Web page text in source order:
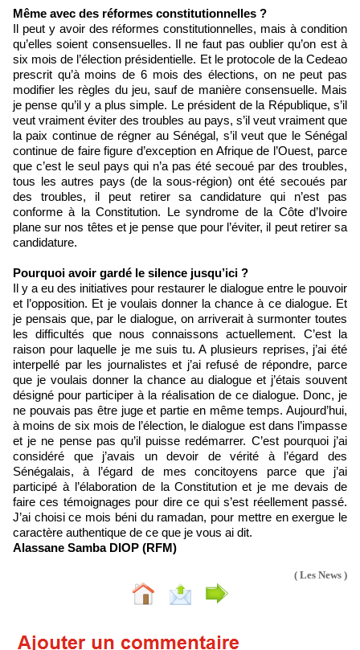
Même avec des réformes constitutionnelles ?
Il peut y avoir des réformes constitutionnelles, mais à condition
qu’elles soient consensuelles. Il ne faut pas oublier qu’on est à
six mois de l’élection présidentielle. Et le protocole de la Cedeao
prescrit qu’à moins de 6 mois des élections, on ne peut pas
modifier les règles du jeu, sauf de manière consensuelle. Mais
je pense qu’il y a plus simple. Le président de la République, s’il
veut vraiment éviter des troubles au pays, s’il veut vraiment que
la paix continue de régner au Sénégal, s’il veut que le Sénégal
continue de faire figure d’exception en Afrique de l’Ouest, parce
que c’est le seul pays qui n’a pas été secoué par des troubles,
tous les autres pays (de la sous-région) ont été secoués par
des troubles, il peut retirer sa candidature qui n’est pas
conforme à la Constitution. Le syndrome de la Côte d’Ivoire
plane sur nos têtes et je pense que pour l’éviter, il peut retirer sa
candidature.
Pourquoi avoir gardé le silence jusqu’ici ?
Il y a eu des initiatives pour restaurer le dialogue entre le pouvoir
et l’opposition. Et je voulais donner la chance à ce dialogue. Et
je pensais que, par le dialogue, on arriverait à surmonter toutes
les difficultés que nous connaissons actuellement. C’est la
raison pour laquelle je me suis tu. A plusieurs reprises, j’ai été
interpellé par les journalistes et j’ai refusé de répondre, parce
que je voulais donner la chance au dialogue et j’étais souvent
désigné pour participer à la réalisation de ce dialogue. Donc, je
ne pouvais pas être juge et partie en même temps. Aujourd’hui,
à moins de six mois de l’élection, le dialogue est dans l’impasse
et je ne pense pas qu’il puisse redémarrer. C’est pourquoi j’ai
considéré que j’avais un devoir de vérité à l’égard des
Sénégalais, à l’égard de mes concitoyens parce que j’ai
participé à l’élaboration de la Constitution et je me devais de
faire ces témoignages pour dire ce qui s’est réellement passé.
J’ai choisi ce mois béni du ramadan, pour mettre en exergue le
caractère authentique de ce que je vous ai dit.
Alassane Samba DIOP (RFM)
( Les News )